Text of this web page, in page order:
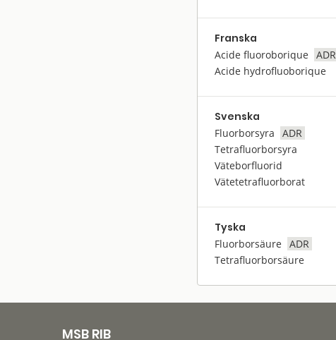
Franska
Acide fluoroborique
ADR
Acide hydrofluoborique
Svenska
Fluorborsyra
ADR
Tetrafluorborsyra
Väteborfluorid
Vätetetrafluorborat
Tyska
Fluorborsäure
ADR
Tetrafluorborsäure
MSB RIB